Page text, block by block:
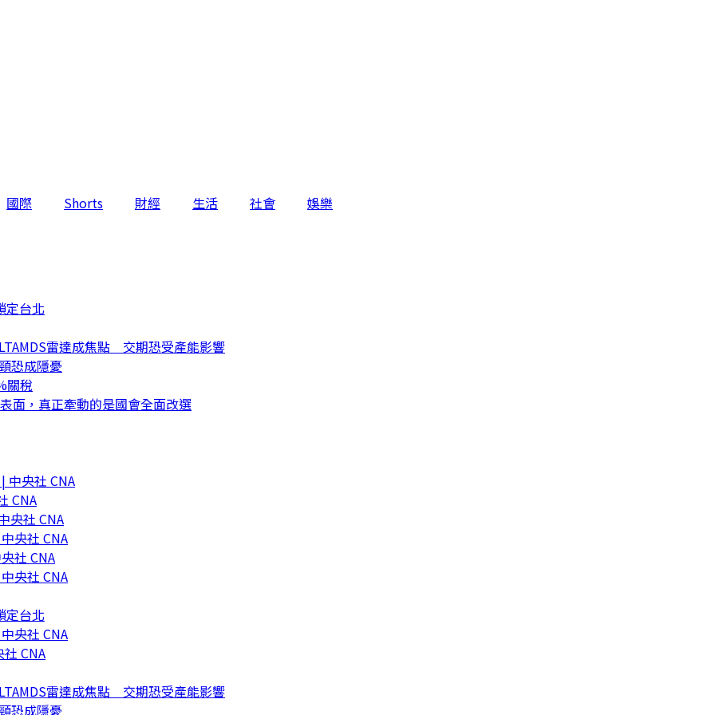
國際 Shorts 財經 生活 社會 娛樂
定台北
雷達成焦點 交期恐受產能影響
恐成隱憂
關稅
面，真正牽動的是國會全面改選
中央社 CNA
CNA
央社 CNA
央社 CNA
社 CNA
央社 CNA
定台北
央社 CNA
CNA
雷達成焦點 交期恐受產能影響
恐成隱憂